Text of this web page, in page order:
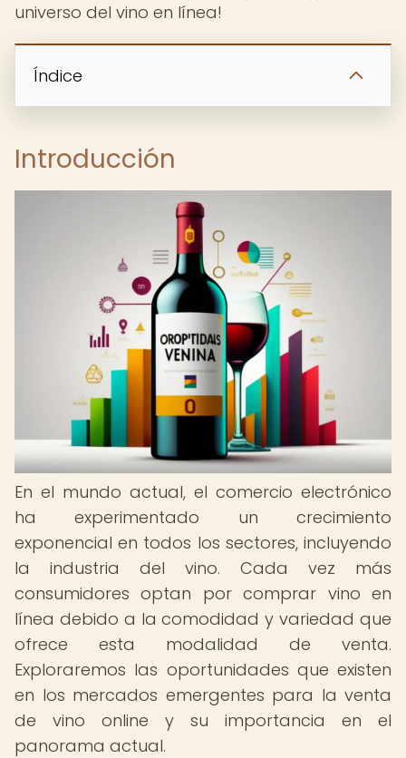
universo del vino en línea!
Índice
Introducción
En el mundo actual, el comercio electrónico
ha experimentado un crecimiento
exponencial en todos los sectores, incluyendo
la industria del vino. Cada vez más
consumidores optan por comprar vino en
línea debido a la comodidad y variedad que
ofrece esta modalidad de venta.
Exploraremos las oportunidades que existen
en los mercados emergentes para la venta
de vino online y su importancia en el
panorama actual.